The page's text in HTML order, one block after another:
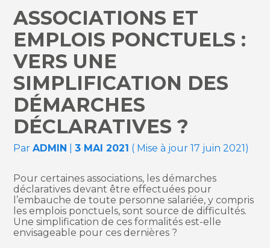
DÉCLARATIVES ?
ASSOCIATIONS ET
EMPLOIS PONCTUELS :
VERS UNE
SIMPLIFICATION DES
DÉMARCHES
DÉCLARATIVES ?
ParADMIN |3 MAI 2021 ( Mise à jour 17 juin 2021)
Pour certaines associations, les démarches
déclaratives devant être effectuées pour
l’embauche de toute personne salariée, y compris
les emplois ponctuels, sont source de difficultés.
Une simplification de ces formalités est-elle
envisageable pour ces dernières ?